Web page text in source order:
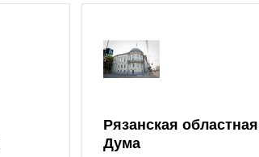
Рязанская областная
Дума